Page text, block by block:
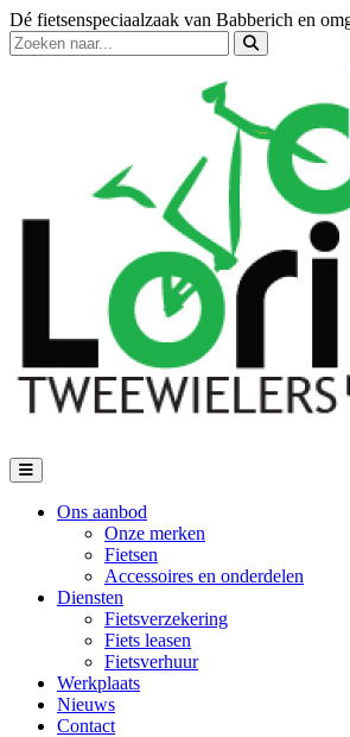
Dé fietsenspeciaalzaak van Babberich en
Ons aanbod
Onze merken
Fietsen
Accessoires en onderdelen
Diensten
Fietsverzekering
Fiets leasen
Fietsverhuur
Werkplaats
Nieuws
Contact